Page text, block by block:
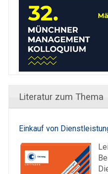
Literatur zum Thema
Einkauf von